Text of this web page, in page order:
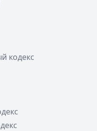
кодекс